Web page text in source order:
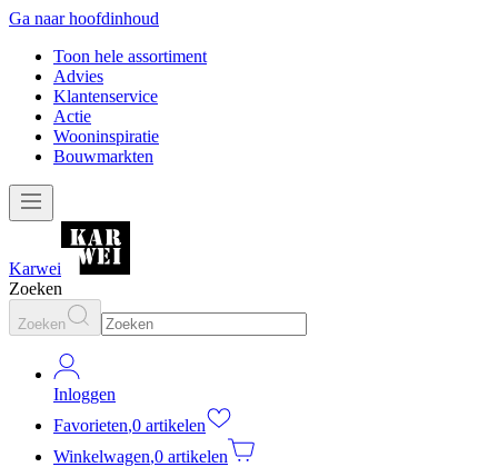
Ga naar hoofdinhoud
Toon hele assortiment
Advies
Klantenservice
Actie
Wooninspiratie
Bouwmarkten
Karwei
Zoeken
Zoeken
Inloggen
Favorieten,0 artikelen
Winkelwagen,0 artikelen